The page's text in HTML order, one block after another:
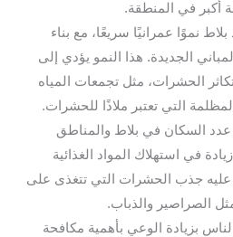
أكبر في المنطقة.
نموًا عمرانيًا سريعًا، مع بناء
الجديدة. هذا النمو يؤدي إلى
الحشرات، مثل تجمعات المياه
التي تعتبر ملاذًا للحشرات.
عدد السكان في بلاط والمناطق
في استهلاك المواد الغذائية
عليه جذب الحشرات التي تتغذى على
الصراصير والذباب.
بزيادة الوعي بأهمية مكافحة